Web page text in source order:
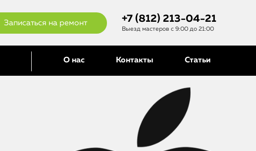
Записаться на ремонт +7 (812) 213-04-21
Выезд мастеров с 9:00 до 21:00
О нас Контакты Статьи